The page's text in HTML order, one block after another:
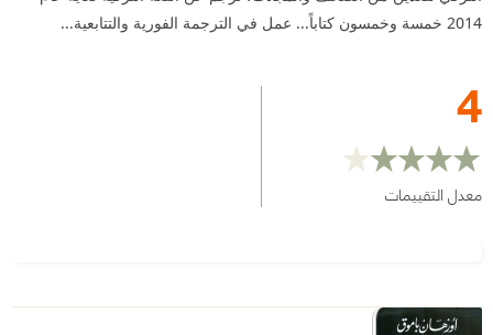
2014 خمسة وخمسون كتاباً... عمل في الترجمة الفورية والتتابعية...
4
معدل التقييمات